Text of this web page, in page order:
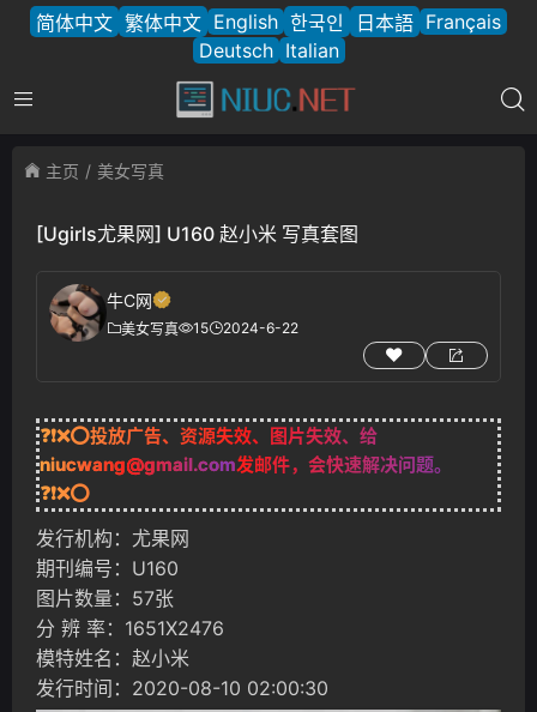
简体中文 繁体中文 English 한국인 日本語 Français
Deutsch Italian
主页 美女写真
[Ugirls尤果网] U160 赵小米 写真套图
牛C网
美女写真 15 2024-6-22
❓❗❌⭕投放广告、资源失效、图片失效、给
niucwang@gmail.com发邮件，会快速解决问题。
❓❗❌⭕
发行机构：尤果网
期刊编号：U160
图片数量：57张
分 辨 率：1651X2476
模特姓名：赵小米
发行时间：2020-08-10 02:00:30